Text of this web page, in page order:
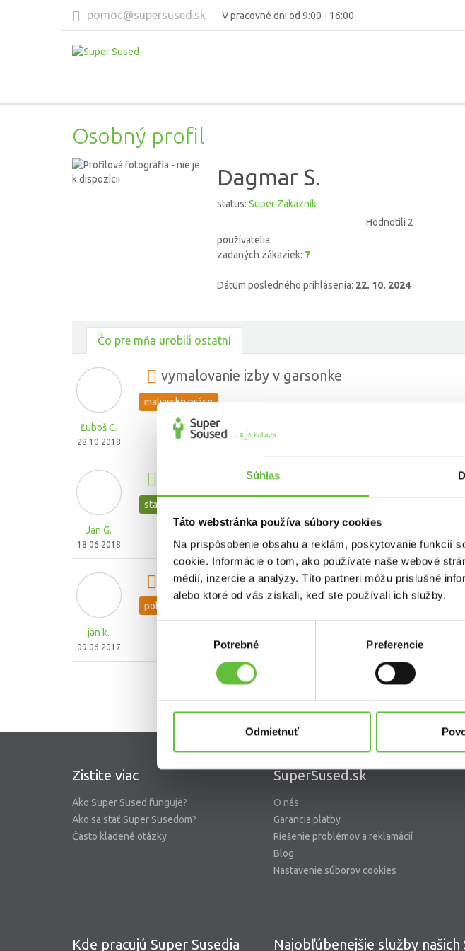
Súhlas
Táto webstránka používa súbory cookies
Na prispôsobenie obsahu a reklám, poskytovanie funkcií
cookie. Informácie o tom, ako používate naše webové
médií, inzercie a analýzy. Títo partneri môžu príslušné
alebo ktoré od vás získali, keď ste používali ich služby.
Potrebné Preferencie
Odmietnuť
pomoc@supersused.sk V pracovné dni od 9:00 - 16:00.
Osobný profil
Dagmar S.
status: Super Zákazník
Hodnotili 2
používatelia
zadaných zákaziek: 7
Dátum posledného prihlásenia: 22. 10. 2024
Čo pre mňa urobili ostatní
Ľuboš C.
28.10.2018
vymalovanie izby v garsonke
maliarske práce
Ján G.
18.06.2018
odstránenie a odvezenie tují zo záhrady
starostlivosť o zeleň, stromy a živé ploty
jan k.
09.06.2017
Pokládka podlahy na povale
pokládka a oprava podláh
Zistite viac
Ako Super Sused funguje?
Ako sa stať Super Susedom?
Často kladené otázky
SuperSused.sk
O nás
Garancia platby
Riešenie problémov a reklamácií
Blog
Nastavenie súborov cookies
Kde pracujú Super Susedia Najobľúbenejšie služby našich